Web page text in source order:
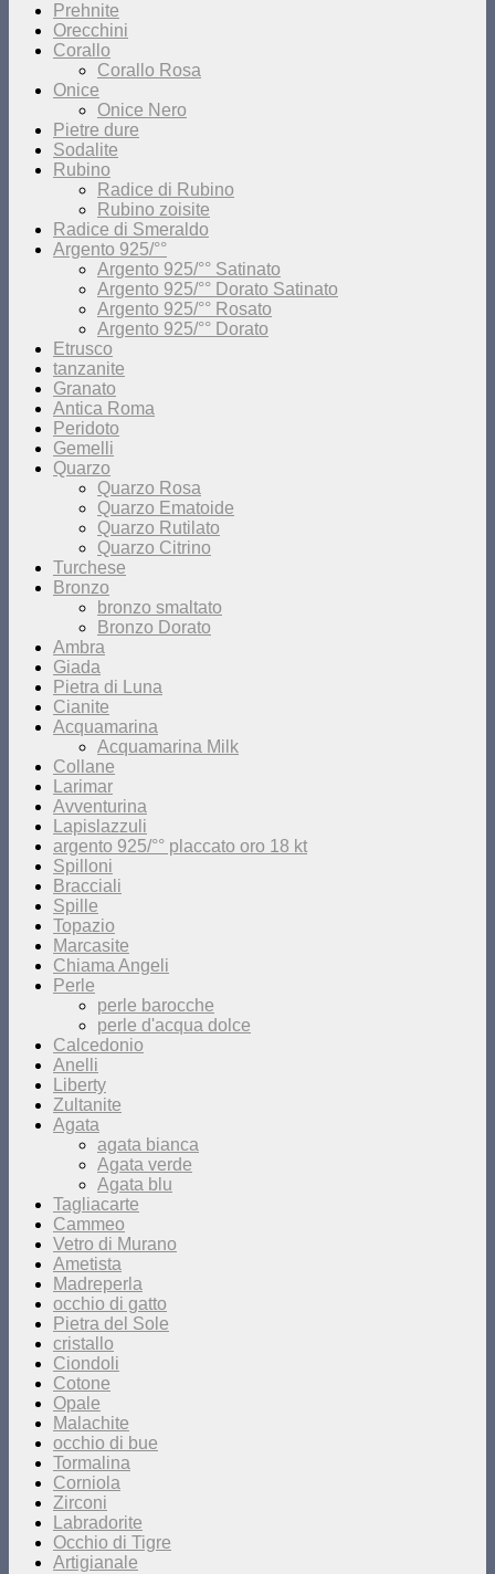
Prehnite
Orecchini
Corallo
Corallo Rosa
Onice
Onice Nero
Pietre dure
Sodalite
Rubino
Radice di Rubino
Rubino zoisite
Radice di Smeraldo
Argento 925/°°
Argento 925/°° Satinato
Argento 925/°° Dorato Satinato
Argento 925/°° Rosato
Argento 925/°° Dorato
Etrusco
tanzanite
Granato
Antica Roma
Peridoto
Gemelli
Quarzo
Quarzo Rosa
Quarzo Ematoide
Quarzo Rutilato
Quarzo Citrino
Turchese
Bronzo
bronzo smaltato
Bronzo Dorato
Ambra
Giada
Pietra di Luna
Cianite
Acquamarina
Acquamarina Milk
Collane
Larimar
Avventurina
Lapislazzuli
argento 925/°° placcato oro 18 kt
Spilloni
Bracciali
Spille
Topazio
Marcasite
Chiama Angeli
Perle
perle barocche
perle d'acqua dolce
Calcedonio
Anelli
Liberty
Zultanite
Agata
agata bianca
Agata verde
Agata blu
Tagliacarte
Cammeo
Vetro di Murano
Ametista
Madreperla
occhio di gatto
Pietra del Sole
cristallo
Ciondoli
Cotone
Opale
Malachite
occhio di bue
Tormalina
Corniola
Zirconi
Labradorite
Occhio di Tigre
Artigianale